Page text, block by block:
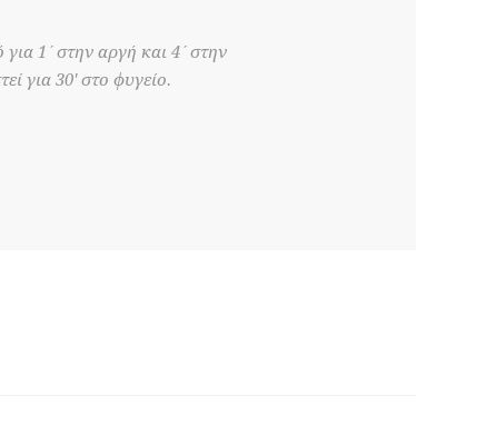
για 1΄στην αργή και 4΄στην
για 30' στο φυγείο.